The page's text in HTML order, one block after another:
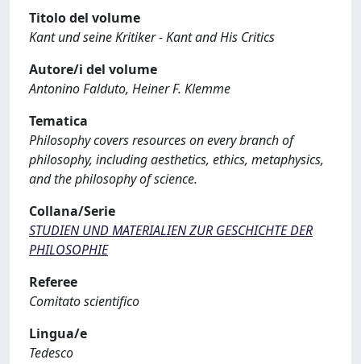
Titolo del volume
Kant und seine Kritiker - Kant and His Critics
Autore/i del volume
Antonino Falduto, Heiner F. Klemme
Tematica
Philosophy covers resources on every branch of
philosophy, including aesthetics, ethics, metaphysics,
and the philosophy of science.
Collana/Serie
STUDIEN UND MATERIALIEN ZUR GESCHICHTE DER
PHILOSOPHIE
Referee
Comitato scientifico
Lingua/e
Tedesco